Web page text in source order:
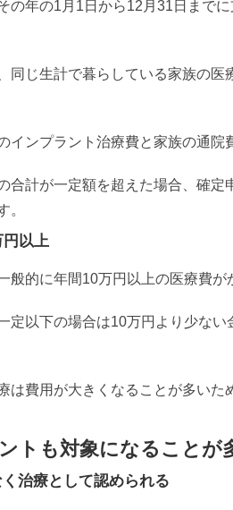
の年の1月1日から12月31日まで
同じ生計で暮らしている家族の医
インプラント治療費と家族の通院
合計が一定額を超えた場合、確定
。
円以上
般的に年間10万円以上の医療費が
定以下の場合は10万円より少ない
は費用が大きくなることが多いた
トも対象になることが
治療として認められる